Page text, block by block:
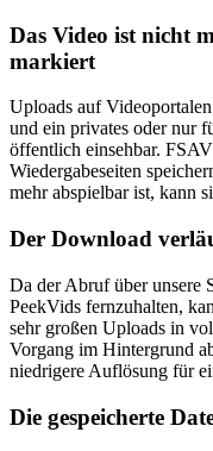
Das Video ist nicht
markiert
Uploads auf
und ein privates oder nur
öffentlich einsehbar.
Wiedergabeseiten
mehr abspielbar ist, kann
Der Download
Da der Abruf über unsere
PeekVids fernzuhalten,
sehr großen Uploads in
Vorgang im Hintergrund
niedrigere Auflösung für
Die gespeicherte